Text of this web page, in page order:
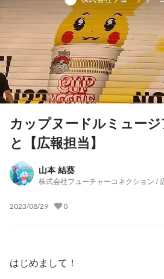
カップヌードルミュー
と【広報担当】
山本 結葵
株式会社フューチャーコネクション /
2023/08/29 0
はじめまして！